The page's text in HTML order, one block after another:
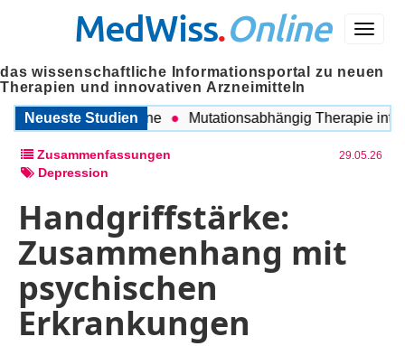
Menü
MedWiss.Online
das wissenschaftliche Informationsportal zu neuen
Therapien und innovativen Arzneimitteln
Neueste Studien
COPD und Migräne Mutationsabhängig Therapie
Zusammenfassungen 29.05.26
Depression
Handgriffstärke:
Zusammenhang mit
psychischen
Erkrankungen